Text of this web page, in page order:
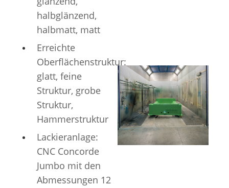
halbglänzend,
halbmatt, matt
Erreichte
Oberflächenstruktur:
glatt, feine
Struktur, grobe
Struktur,
Hammerstruktur
Lackieranlage:
CNC Concorde
Jumbo mit den
Abmessungen 12